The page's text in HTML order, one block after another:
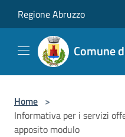
Regione Abruzzo
Comune
Home >
Informativa per i servizi
apposito modulo